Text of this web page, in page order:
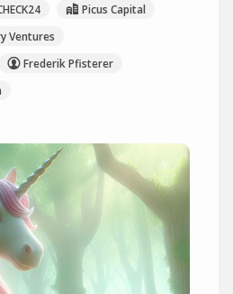
Picus Capital
Ventures
Frederik Pfisterer